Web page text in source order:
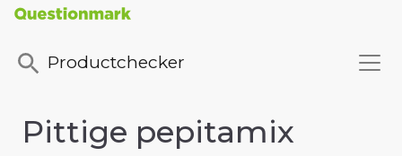
Productchecker
Pittige pepitamix